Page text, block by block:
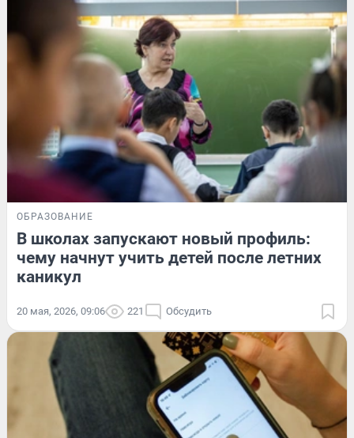
ОБРАЗОВАНИЕ
В школах запускают новый профиль:
чему начнут учить детей после летних
каникул
20 мая, 2026, 09:06 221 Обсудить